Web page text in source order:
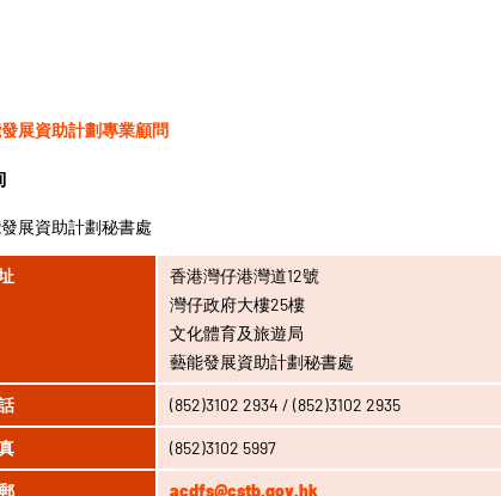
展資助計劃專業顧問
展資助計劃秘書處
香港灣仔港灣道12號
灣仔政府大樓25樓
文化體育及旅遊局
藝能發展資助計劃秘書處
(852)3102 2934 / (852)3102 2935
(852)3102 5997
acdfs@cstb.gov.hk